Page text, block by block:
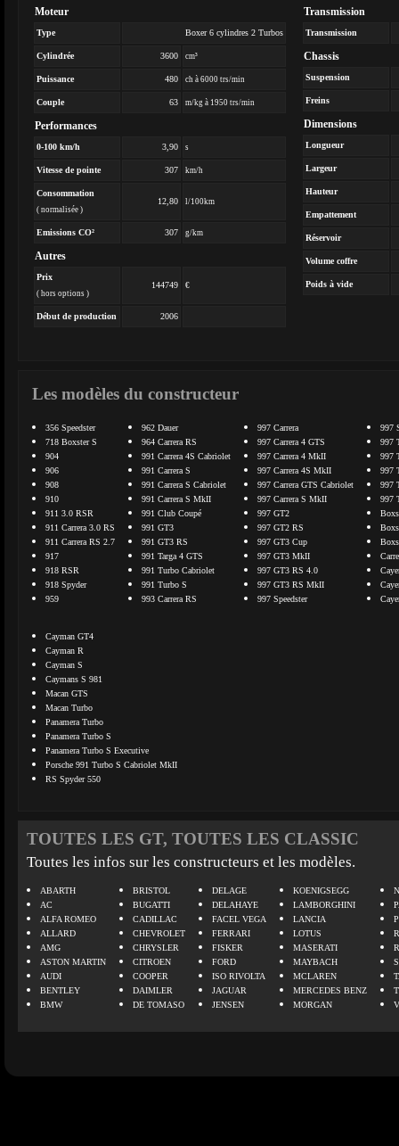
Moteur
Type Boxer 6 cylindres 2 Turbos
Cylindrée 3600 cm³
Puissance 480 ch à 6000 trs/min
Couple 63 m/kg à 1950 trs/min
Performances
0-100 km/h 3,90 s
Vitesse de pointe 307 km/h
Consommation
( normalisée )
12,80 l/100km
Emissions CO² 307 g/km
Autres
Prix
( hors options )
144749 €
Début de production 2006
Transmission
Transmission
Chassis
Suspension
Freins
Dimensions
Longueur
Largeur
Hauteur
Empattement
Réservoir
Volume coffre
Poids à vide
Les modèles du constructeur
356 Speedster
718 Boxster S
904
906
908
910
911 3.0 RSR
911 Carrera 3.0 RS
911 Carrera RS 2.7
917
918 RSR
918 Spyder
959
962 Dauer
964 Carrera RS
991 Carrera 4S Cabriolet
991 Carrera S
991 Carrera S Cabriolet
991 Carrera S MkII
991 Club Coupé
991 GT3
991 GT3 RS
991 Targa 4 GTS
991 Turbo Cabriolet
991 Turbo S
993 Carrera RS
997 Carrera
997 Carrera 4 GTS
997 Carrera 4 MkII
997 Carrera 4S MkII
997 Carrera GTS Cabriolet
997 Carrera S MkII
997 GT2
997 GT2 RS
997 GT3 Cup
997 GT3 MkII
997 GT3 RS 4.0
997 GT3 RS MkII
997 Speedster
997
997
997
997
997
997
Cayman GT4
Cayman R
Cayman S
Caymans S 981
Macan GTS
Macan Turbo
Panamera Turbo
Panamera Turbo S
Panamera Turbo S Executive
Porsche 991 Turbo S Cabriolet MkII
RS Spyder 550
TOUTES LES GT, TOUTES LES CLASSIC
Toutes les infos sur les constructeurs et les modèles.
ABARTH
AC
ALFA ROMEO
ALLARD
AMG
ASTON MARTIN
AUDI
BENTLEY
BMW
BRISTOL
BUGATTI
CADILLAC
CHEVROLET
CHRYSLER
CITROEN
COOPER
DAIMLER
DE TOMASO
DELAGE
DELAHAYE
FACEL VEGA
FERRARI
FISKER
FORD
ISO RIVOLTA
JAGUAR
JENSEN
KOENIGSEGG
LAMBORGHINI
LANCIA
LOTUS
MASERATI
MAYBACH
MCLAREN
MERCEDES BENZ
MORGAN